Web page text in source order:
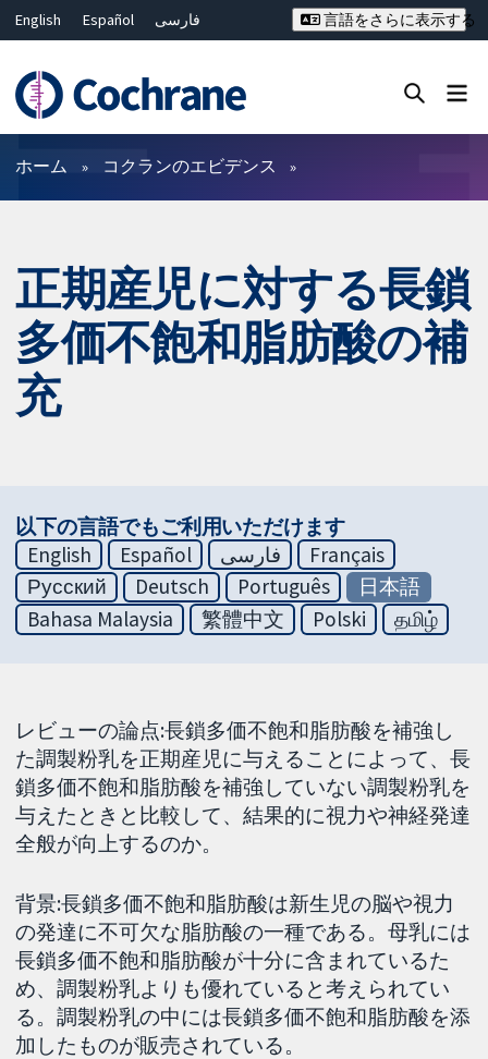
English Español
فارسی
Deutsch
Bahasa Malaysia
ไทย
繁體中文
简体中文
言語をさらに表示する
フィルター
ホーム コクランのエビデンス
正期産児に対する長鎖
多価不飽和脂肪酸の補
充
以下の言語でもご利用いただけます
English
Español فارسی
Français
Русский
Deutsch Português
日本語
Bahasa Malaysia
繁體中文 Polski தமிழ்
レビューの論点:長鎖多価不飽和脂肪酸を補強し
た調製粉乳を正期産児に与えることによって、長
鎖多価不飽和脂肪酸を補強していない調製粉乳を
与えたときと比較して、結果的に視力や神経発達
全般が向上するのか。
背景:長鎖多価不飽和脂肪酸は新生児の脳や視力
の発達に不可欠な脂肪酸の一種である。母乳には
長鎖多価不飽和脂肪酸が十分に含まれているた
め、調製粉乳よりも優れていると考えられてい
る。調製粉乳の中には長鎖多価不飽和脂肪酸を添
加したものが販売されている。